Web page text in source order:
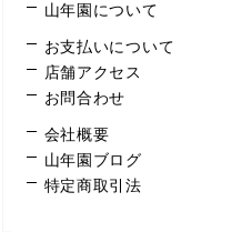
山年園について
お支払いについて
店舗アクセス
お問合わせ
会社概要
山年園ブログ
特定商取引法